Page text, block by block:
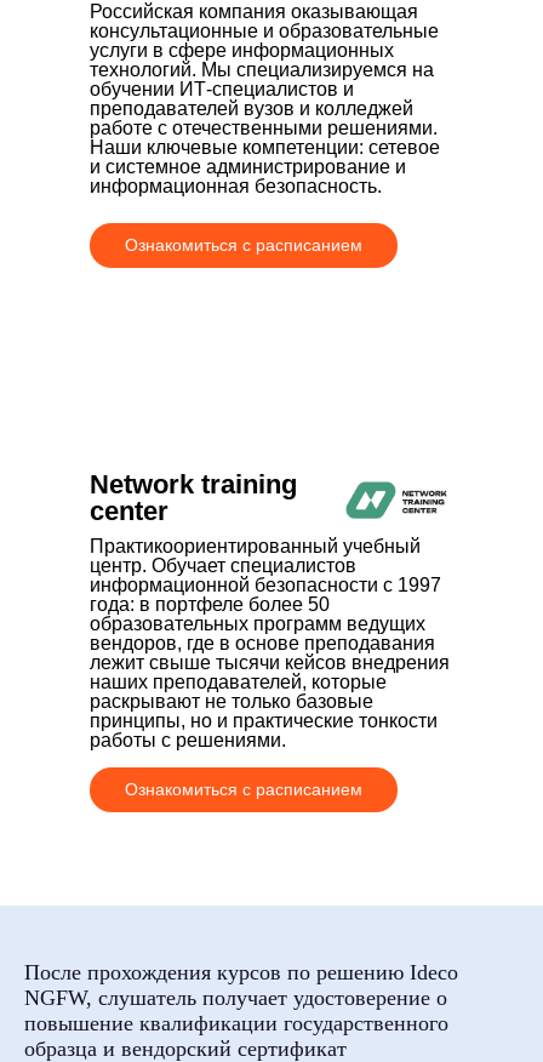
Российская компания оказывающая
консультационные и образовательные
услуги в сфере информационных
технологий. Мы специализируемся на
обучении ИТ-специалистов и
преподавателей вузов и колледжей
работе с отечественными решениями.
Наши ключевые компетенции: сетевое
и системное администрирование и
информационная безопасность.
Ознакомиться с расписанием
Практикоориентированный учебный
центр. Обучает специалистов
информационной безопасности с 1997
года: в портфеле более 50
образовательных программ ведущих
вендоров, где в основе преподавания
лежит свыше тысячи кейсов внедрения
наших преподавателей, которые
раскрывают не только базовые
принципы, но и практические тонкости
работы с решениями.
Ознакомиться с расписанием
Network training
center
После прохождения курсов по решению Ideco
NGFW, слушатель получает удостоверение о
повышение квалификации государственного
образца и вендорский сертификат
Внедрения
Клиентский сервис
Продление лицензий
Партнеры
Выбрать
интегратора
Авторизованные центры
О компании
Новости
Признание и аналитика
Карьера в Ideco
Инвесторам
Ideco NGFW Novum
Сертификация ФСТЭК
Документация
Сравнение версий
Прошлые ревизии ПАК
DNS Security в NGFW
Информационная
безопасность в решениях
Дорожная карта
ВКонтакте
Rutube
MAX
Файрвольная
при поддержке Фонда
Содействия Инновациям